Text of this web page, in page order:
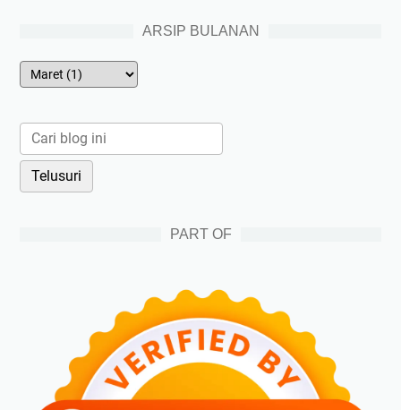
ARSIP BULANAN
PART OF